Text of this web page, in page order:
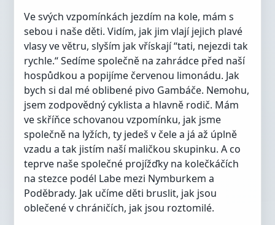
Ve svých vzpomínkách jezdím na kole, mám s
sebou i naše děti. Vidím, jak jim vlají jejich plavé
vlasy ve větru, slyším jak vřískají “tati, nejezdi tak
rychle.“ Sedíme společně na zahrádce před naší
hospůdkou a popijíme červenou limonádu. Jak
bych si dal mé oblibené pivo Gambáče. Nemohu,
jsem zodpovědný cyklista a hlavně rodič. Mám
ve skříňce schovanou vzpomínku, jak jsme
společně na lyžích, ty jedeš v čele a já až úplně
vzadu a tak jistím naší maličkou skupinku. A co
teprve naše společné projížďky na kolečkáčích
na stezce podél Labe mezi Nymburkem a
Poděbrady. Jak učíme děti bruslit, jak jsou
oblečené v chráničích, jak jsou roztomilé.